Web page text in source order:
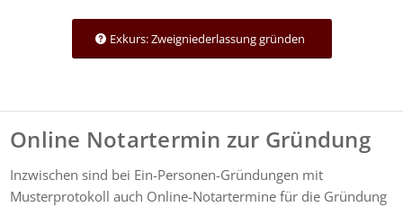
Exkurs: Zweigniederlassung gründen
Online Notartermin zur Gründung
Inzwischen sind bei Ein-Personen-Gründungen mit
Musterprotokoll auch Online-Notartermine für die Gründung